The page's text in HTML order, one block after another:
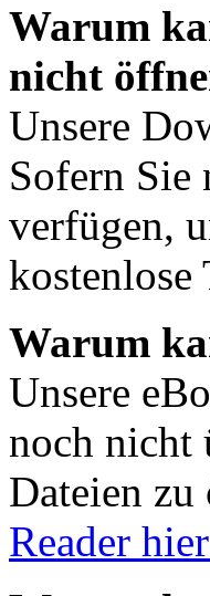
Warum
nicht
Unsere
Sofern Sie
verfügen,
kostenlose
Warum
Unsere
noch nicht
Dateien
Reader